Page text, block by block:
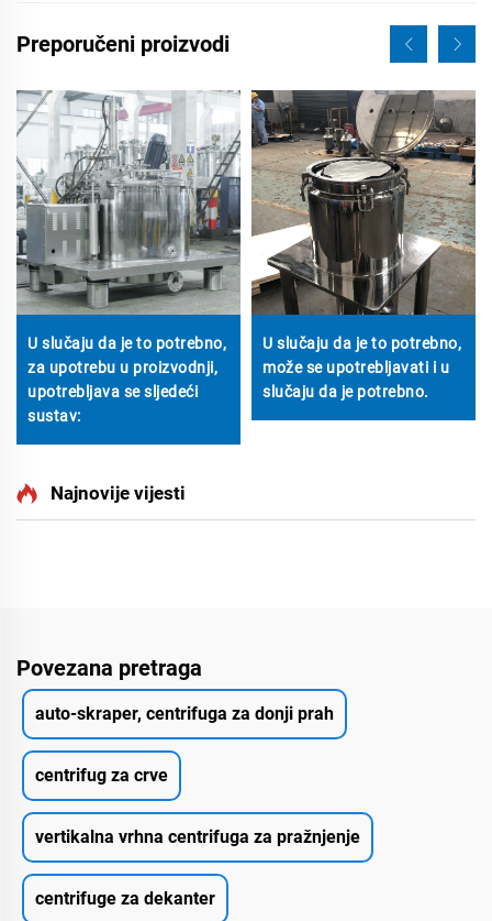
Preporučeni proizvodi
U slučaju da je to potrebno,
za upotrebu u proizvodnji,
upotrebljava se sljedeći
sustav:
U slučaju da je to potrebno,
može se upotrebljavati i u
slučaju da je potrebno.
Najnovije vijesti
Povezana pretraga
auto-skraper, centrifuga za donji prah
centrifug za crve
vertikalna vrhna centrifuga za pražnjenje
centrifuge za dekanter